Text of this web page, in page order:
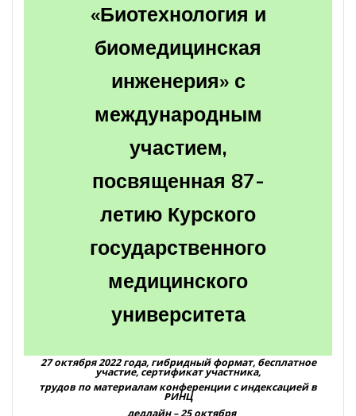
«Биотехнология и
биомедицинская
инженерия» с
международным
участием,
посвященная 87-
летию Курского
государственного
медицинского
университета
27 октября 2022 года, гибридный формат, бесплатное
участие, сертификат участника,
трудов по материалам конференции с индексацией в
РИНЦ
дедлайн – 25 октября